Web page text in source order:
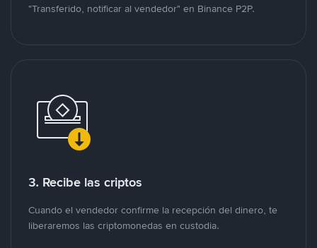
"Transferido, notificar al vendedor" en Binance P2P.
3. Recibe las criptos
Cuando el vendedor confirme la recepción del dinero, te
liberaremos las criptomonedas en custodia.